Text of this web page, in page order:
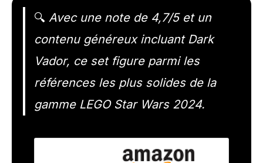
🔍 Avec une note de 4,7/5 et un
contenu généreux incluant Dark
Vador, ce set figure parmi les
références les plus solides de la
gamme LEGO Star Wars 2024.